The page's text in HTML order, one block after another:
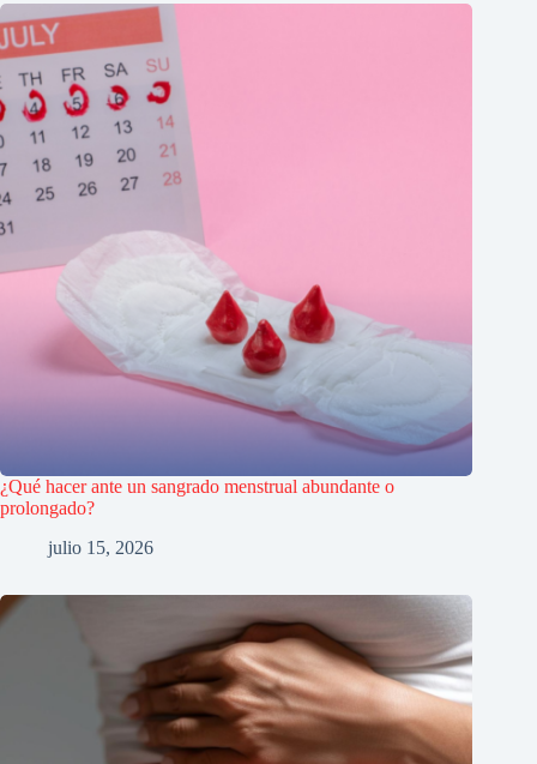
¿Qué hacer ante un sangrado menstrual abundante o
prolongado?
julio 15, 2026